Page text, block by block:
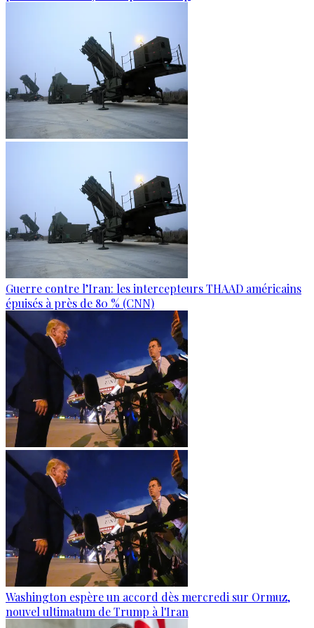
Guerre contre l’Iran: les intercepteurs THAAD américains
épuisés à près de 80 % (CNN)
Washington espère un accord dès mercredi sur Ormuz,
nouvel ultimatum de Trump à l'Iran